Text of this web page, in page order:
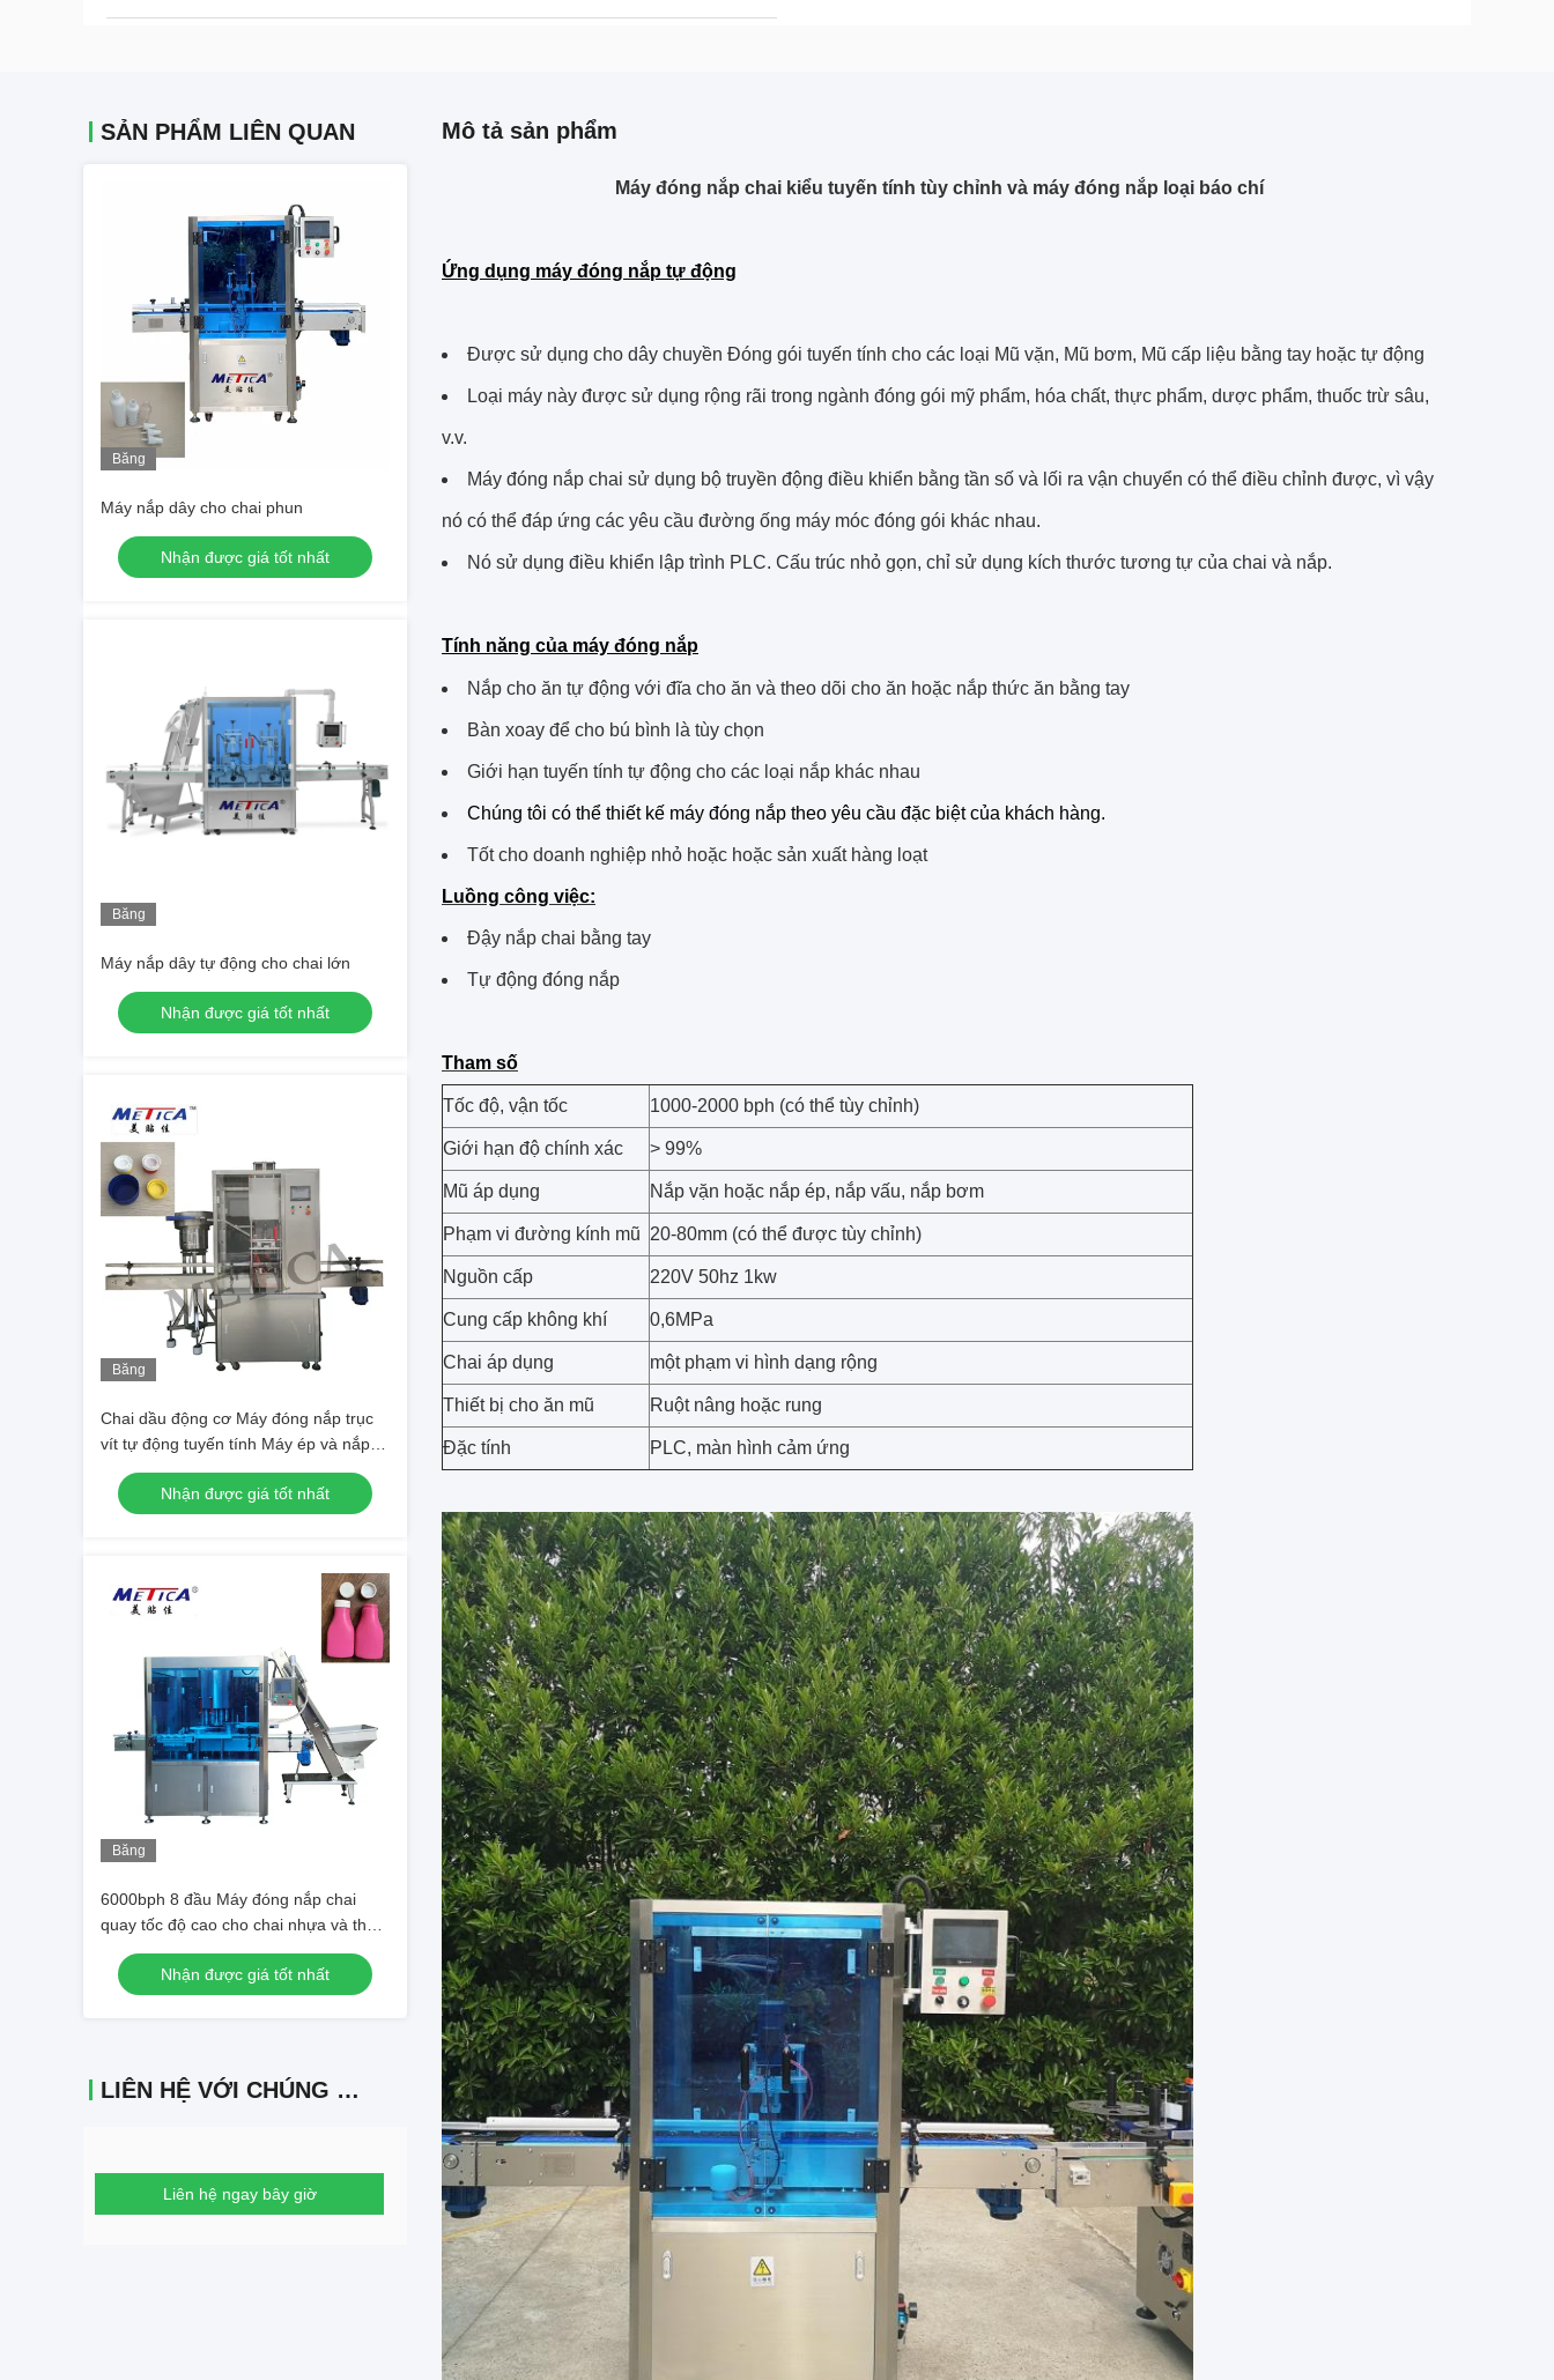
SẢN PHẨM LIÊN QUAN
Băng
Máy nắp dây cho chai phun
Nhận được giá tốt nhất
Băng
Máy nắp dây tự động cho chai lớn
Nhận được giá tốt nhất
Băng
Chai dầu động cơ Máy đóng nắp trục
vít tự động tuyến tính Máy ép và nắp
Nhận được giá tốt nhất
Băng
6000bph 8 đầu Máy đóng nắp chai
quay tốc độ cao cho chai nhựa và thủy
Nhận được giá tốt nhất
LIÊN HỆ VỚI CHÚNG TÔI
Liên hệ ngay bây giờ
Mô tả sản phẩm
Máy đóng nắp chai kiểu tuyến tính tùy chỉnh và máy đóng nắp loại báo chí
Ứng dụng máy đóng nắp tự động
Được sử dụng cho dây chuyền Đóng gói tuyến tính cho các loại Mũ vặn, Mũ bơm, Mũ cấp liệu bằng tay hoặc tự động
Loại máy này được sử dụng rộng rãi trong ngành đóng gói mỹ phẩm, hóa chất, thực phẩm, dược phẩm, thuốc trừ sâu,
v.v.
Máy đóng nắp chai sử dụng bộ truyền động điều khiển bằng tần số và lối ra vận chuyển có thể điều chỉnh được, vì vậy
nó có thể đáp ứng các yêu cầu đường ống máy móc đóng gói khác nhau.
Nó sử dụng điều khiển lập trình PLC. Cấu trúc nhỏ gọn, chỉ sử dụng kích thước tương tự của chai và nắp.
Tính năng của máy đóng nắp
Nắp cho ăn tự động với đĩa cho ăn và theo dõi cho ăn hoặc nắp thức ăn bằng tay
Bàn xoay để cho bú bình là tùy chọn
Giới hạn tuyến tính tự động cho các loại nắp khác nhau
Chúng tôi có thể thiết kế máy đóng nắp theo yêu cầu đặc biệt của khách hàng.
Tốt cho doanh nghiệp nhỏ hoặc hoặc sản xuất hàng loạt
Luồng công việc:
Đậy nắp chai bằng tay
Tự động đóng nắp
Tham số
Tốc độ, vận tốc 1000-2000 bph (có thể tùy chỉnh)
Giới hạn độ chính xác > 99%
Mũ áp dụng Nắp vặn hoặc nắp ép, nắp vấu, nắp bơm
Phạm vi đường kính mũ 20-80mm (có thể được tùy chỉnh)
Nguồn cấp 220V 50hz 1kw
Cung cấp không khí 0,6MPa
Chai áp dụng một phạm vi hình dạng rộng
Thiết bị cho ăn mũ Ruột nâng hoặc rung
Đặc tính PLC, màn hình cảm ứng